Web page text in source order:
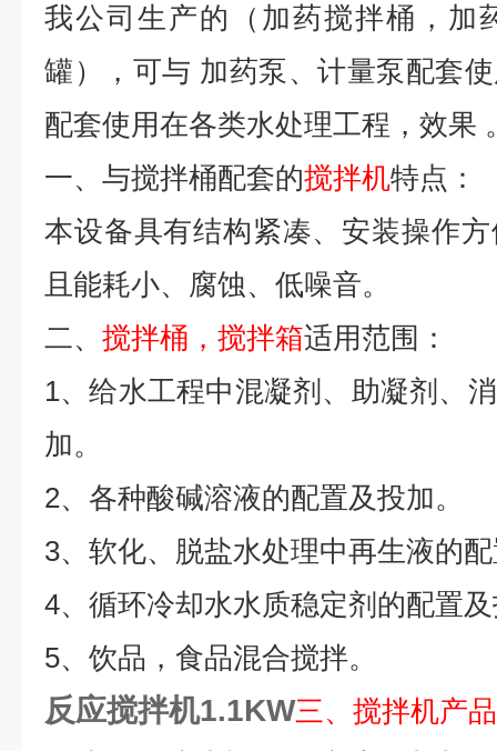
我公司生产的（加药搅拌桶，加
罐），可与 加药泵、计量泵配套
配套使用在各类水处理工程，效果
一、与搅拌桶配套的搅拌机特点：
本设备具有结构紧凑、安装操作
且能耗小、腐蚀、低噪音。
二、 搅拌桶，搅拌箱适用范围：
1、给水工程中混凝剂、助凝剂、
加。
2、各种酸碱溶液的配置及投加。
3、软化、脱盐水处理中再生液的
4、循环冷却水水质稳定剂的配置
5、饮品，食品混合搅拌。
反应搅拌机1.1KW三、搅拌机产